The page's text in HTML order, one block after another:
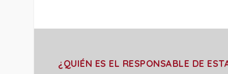
¿QUIÉN ES EL RESPONSABLE DE